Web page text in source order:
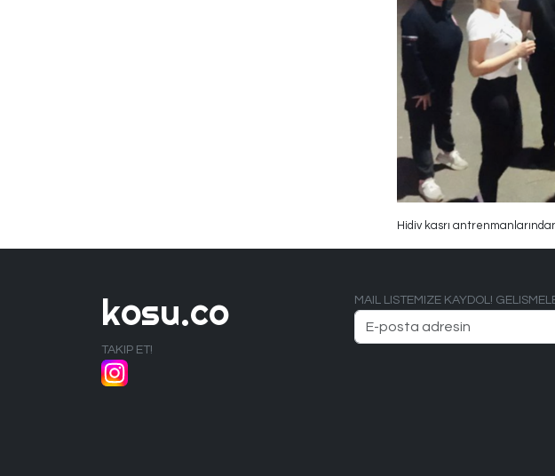
Hidiv kasrı
kosu.co
TAKIP ET!
MAIL LISTEMIZE KAYDOL!